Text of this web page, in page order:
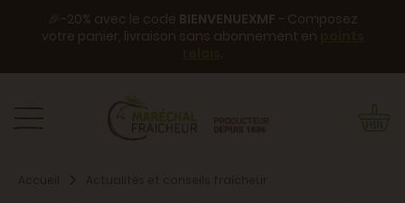
🎉-20% avec le code BIENVENUEXMF - Composez
votre panier, livraison sans abonnement en
.